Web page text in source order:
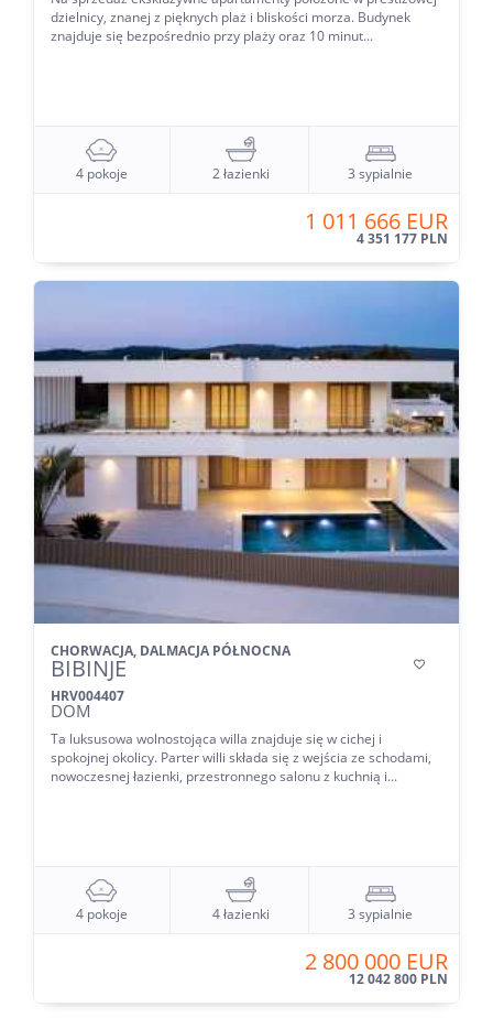
dzielnicy, znanej z pięknych plaż i bliskości morza. Budynek
znajduje się bezpośrednio przy plaży oraz 10 minut...
4 pokoje 2 łazienki 3 sypialnie
1 011 666 EUR
4 351 177 PLN
CHORWACJA, DALMACJA PÓŁNOCNA
BIBINJE
HRV004407
DOM

Ta luksusowa wolnostojąca willa znajduje się w cichej i
spokojnej okolicy. Parter willi składa się z wejścia ze schodami,
nowoczesnej łazienki, przestronnego salonu z kuchnią i...
4 pokoje 4 łazienki 3 sypialnie
2 800 000 EUR
12 042 800 PLN